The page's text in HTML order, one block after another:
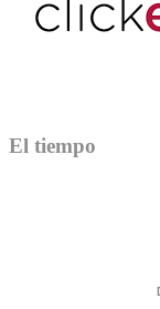
El tiempo